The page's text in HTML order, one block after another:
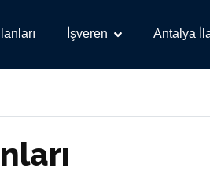
İşveren Antalya